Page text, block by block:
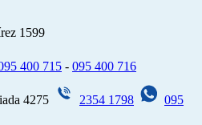
1599
400 715 - 095 400 716
4275 2354 1798
095